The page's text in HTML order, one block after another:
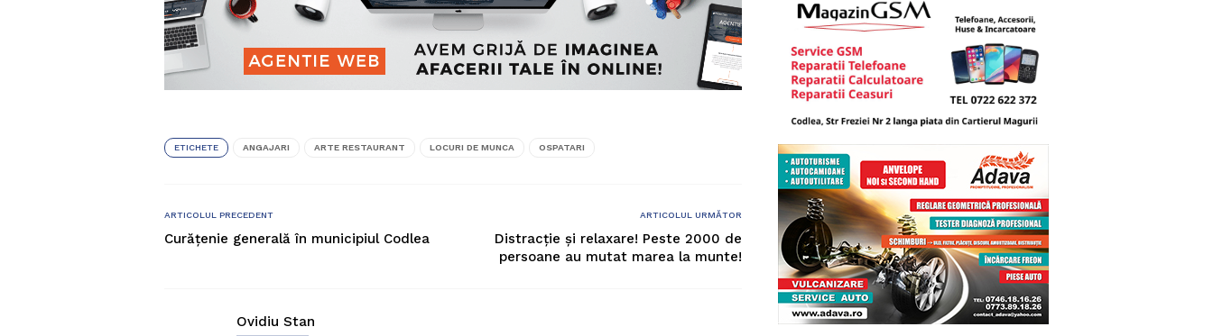
ETICHETE ANGAJARI ARTE RESTAURANT LOCURI DE MUNCA OSPATARI
ARTICOLUL PRECEDENT
Curățenie generală în municipiul Codlea
ARTICOLUL URMĂTOR
Distracție și relaxare! Peste 2000 de
persoane au mutat marea la munte!
Ovidiu Stan